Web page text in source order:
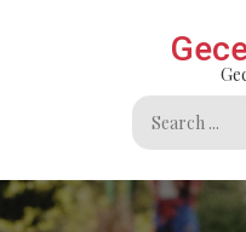
Search
for: